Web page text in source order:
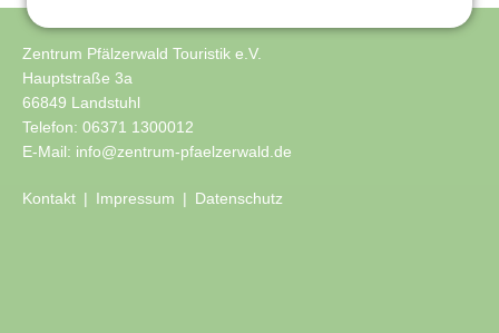
Videos
Zentrum Pfälzerwald Touristik e.V.
Hauptstraße 3a
66849 Landstuhl
Telefon: 06371 1300012
E-Mail: info@zentrum-pfaelzerwald.de
Kontakt Impressum Datenschutz